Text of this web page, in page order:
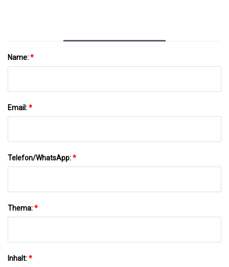
Name:*
Email:*
Telefon/WhatsApp:*
Thema:*
Inhalt:*